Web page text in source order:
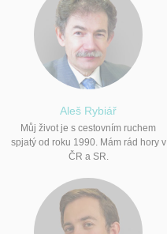
Aleš Rybiář
Můj život je s cestovním ruchem
spjatý od roku 1990. Mám rád hory v
ČR a SR.